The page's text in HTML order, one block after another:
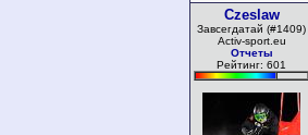
Czeslaw
Завсегдатай (#1409)
Activ-sport.eu
Отчеты
Рейтинг: 601